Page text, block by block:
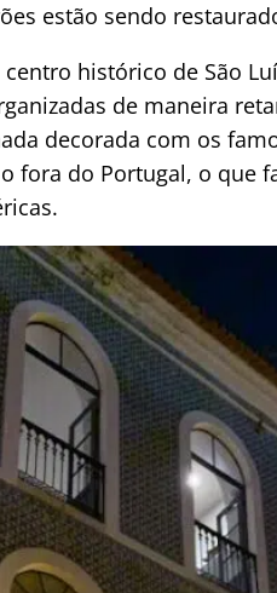
estão sendo
histórico de São
de maneira
decorada com os
fora do Portugal, o